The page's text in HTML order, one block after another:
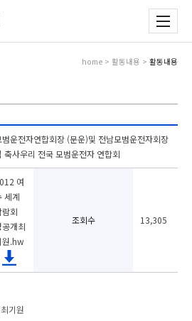
home > 활동내용 > 활동내용
범운전자연합회장 (문운)및 전남모범운전자회장
축사우리 전국 모범운전자 연합회
여
세계
람회
공개최
원.hw
조회수 13,305
기원